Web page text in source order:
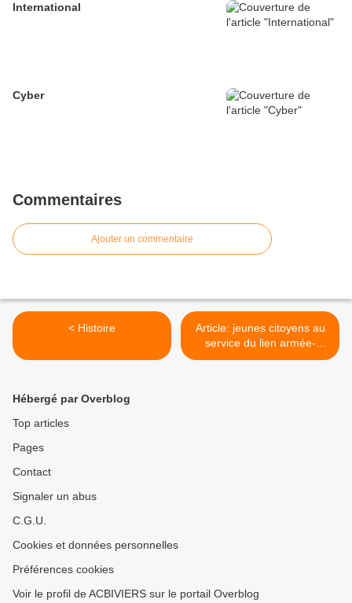
International
Cyber
Commentaires
Ajouter un commentaire
< Histoire
Article: jeunes citoyens au
service du lien armée-
nation >
Hébergé par Overblog
Top articles
Pages
Contact
Signaler un abus
C.G.U.
Cookies et données personnelles
Préférences cookies
Voir le profil de ACBIVIERS sur le portail Overblog